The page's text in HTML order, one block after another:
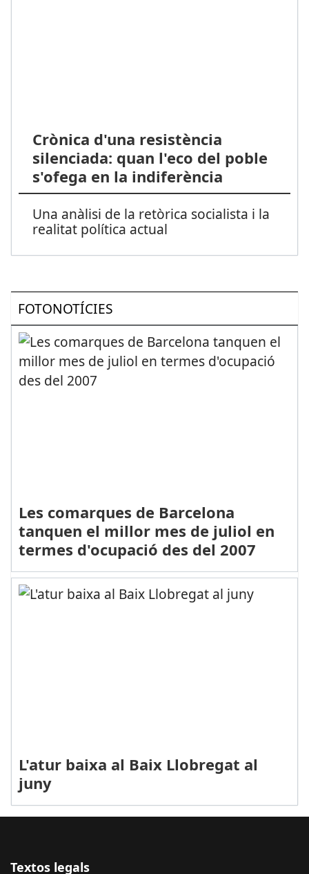
Crònica d'una resistència
silenciada: quan l'eco del poble
s'ofega en la indiferència
Una anàlisi de la retòrica socialista i la
realitat política actual
FOTONOTÍCIES
Les comarques de Barcelona
tanquen el millor mes de juliol en
termes d'ocupació des del 2007
L'atur baixa al Baix Llobregat al
juny
Textos legals